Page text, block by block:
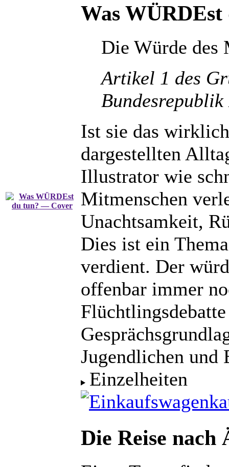
Was
Die Würde des
Artikel 1 des
Ist sie das
dargestellten
Illustrator wie
Mitmenschen
Unachtsamkeit,
Dies ist ein
verdient. Der
offenbar immer
Jugendlichen und
Einzelheiten
Die Reise nach